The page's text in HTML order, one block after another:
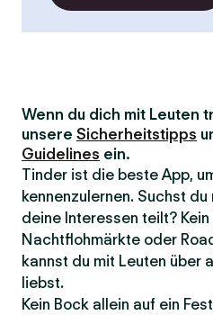
Wenn du dich mit Leuten
unsere Sicherheitstipps
Guidelines ein.
Tinder ist die beste App,
kennenzulernen. Suchst
deine Interessen teilt?
Nachtflohmärkte oder
kannst du mit Leuten über
liebst.
Kein Bock allein auf ein